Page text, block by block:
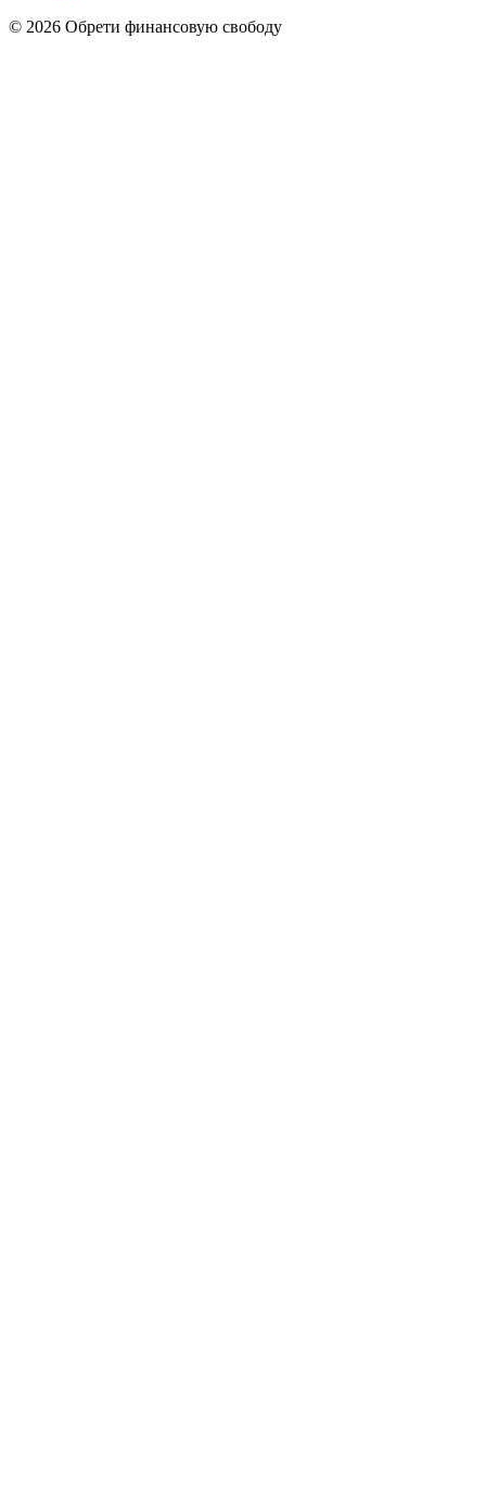
© 2026 Обрети финансовую свободу